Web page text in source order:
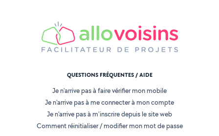
QUESTIONS FRÉQUENTES / AIDE
Je n'arrive pas à faire vérifier mon mobile
Je n'arrive pas à me connecter à mon compte
Je n'arrive pas à m'inscrire depuis le site web
Comment réinitialiser / modifier mon mot de passe